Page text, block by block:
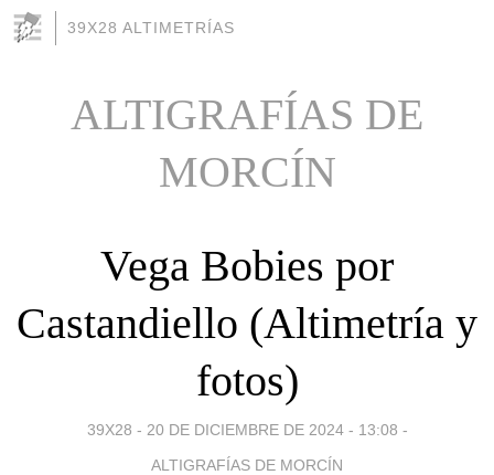
39X28 ALTIMETRÍAS
ALTIGRAFÍAS DE
MORCÍN
Vega Bobies por
Castandiello (Altimetría y
fotos)
39X28 - 20 DE DICIEMBRE DE 2024 - 13:08 -
ALTIGRAFÍAS DE MORCÍN